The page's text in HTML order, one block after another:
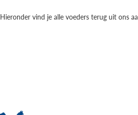
Hieronder vind je alle voeders terug uit ons